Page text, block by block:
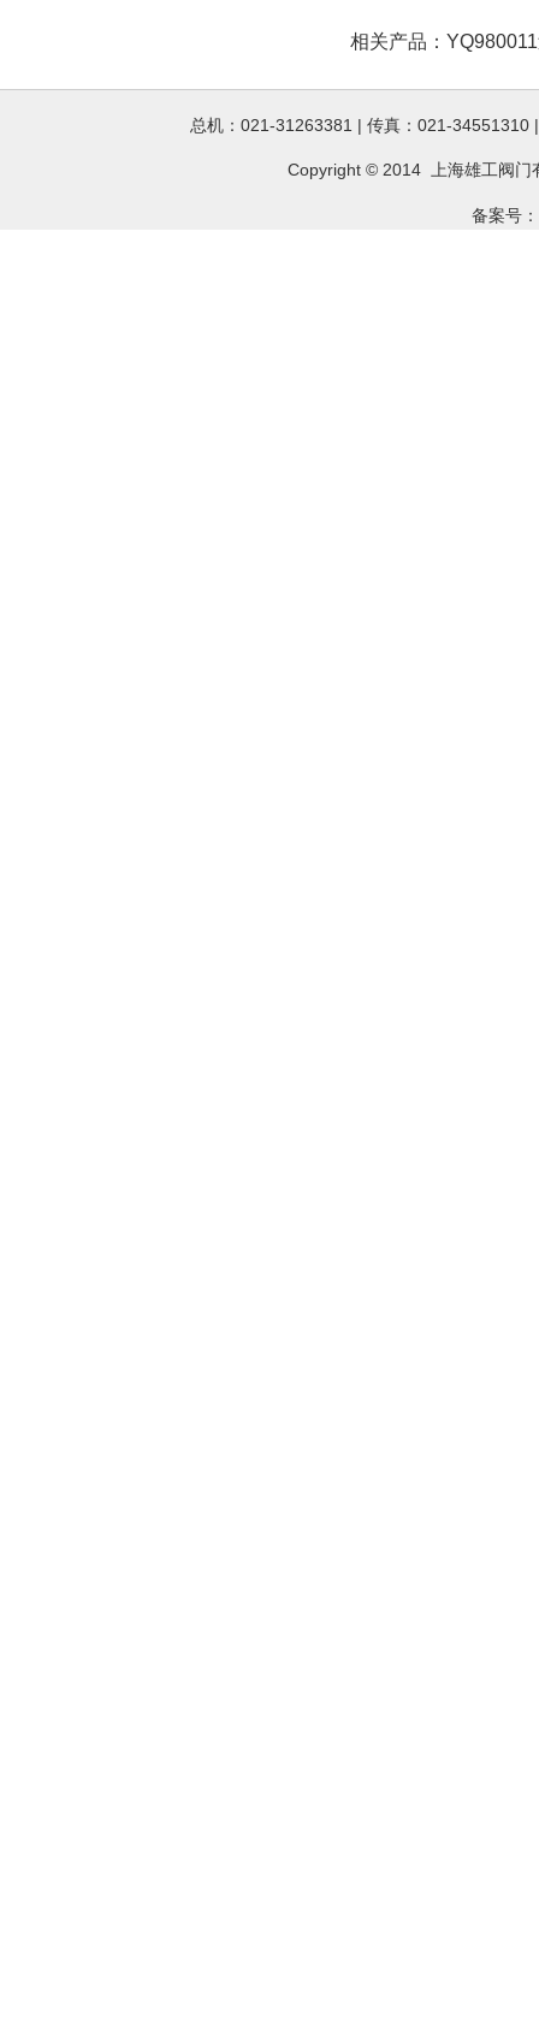
相关产品：
总机：021-31263381 | 传真：021-
Copyright © 2014 上海雄工阀门
备案号